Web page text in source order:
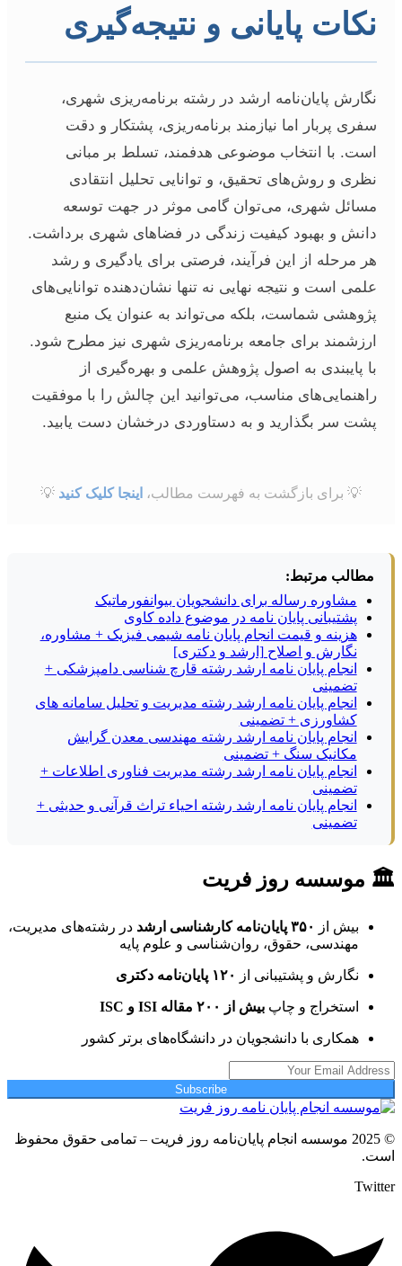
نکات پایانی و نتیجه‌گیری
نگارش پایان‌نامه ارشد در رشته برنامه‌ریزی شهری،
سفری پربار اما نیازمند برنامه‌ریزی، پشتکار و دقت
است. با انتخاب موضوعی هدفمند، تسلط بر مبانی
نظری و روش‌های تحقیق، و توانایی تحلیل انتقادی
مسائل شهری، می‌توان گامی موثر در جهت توسعه
دانش و بهبود کیفیت زندگی در فضاهای شهری برداشت.
هر مرحله از این فرآیند، فرصتی برای یادگیری و رشد
علمی است و نتیجه نهایی نه تنها نشان‌دهنده توانایی‌های
پژوهشی شماست، بلکه می‌تواند به عنوان یک منبع
ارزشمند برای جامعه برنامه‌ریزی شهری نیز مطرح شود.
با پایبندی به اصول پژوهش علمی و بهره‌گیری از
راهنمایی‌های مناسب، می‌توانید این چالش را با موفقیت
پشت سر بگذارید و به دستاوردی درخشان دست یابید.
💡 برای بازگشت به فهرست مطالب، اینجا کلیک کنید 💡
مطالب مرتبط:
مشاوره رساله برای دانشجویان بیوانفورماتیک
پشتیبانی پایان نامه در موضوع داده کاوی
هزینه و قیمت انجام پایان نامه شیمی فیزیک + مشاوره،
نگارش و اصلاح [ارشد و دکتری]
انجام پایان نامه ارشد رشته قارچ شناسی دامپزشکی +
تضمینی
انجام پایان نامه ارشد رشته مدیریت و تحلیل سامانه های
کشاورزی + تضمینی
انجام پایان نامه ارشد رشته مهندسی معدن گرایش
مکانیک سنگ + تضمینی
انجام پایان نامه ارشد رشته مدیریت فناوری اطلاعات +
تضمینی
انجام پایان نامه ارشد رشته احیاء تراث قرآنی و حدیثی +
تضمینی
🏛 موسسه روز فریت
بیش از ۳۵۰ پایان‌نامه کارشناسی ارشد
در رشته‌های مدیریت،
مهندسی، حقوق، روان‌شناسی و علوم پایه
نگارش و پشتیبانی از ۱۲۰ پایان‌نامه دکتری
استخراج و چاپ بیش از ۲۰۰ مقاله ISI و ISC
همکاری با دانشجویان در دانشگاه‌های برتر کشور
Subscribe
© 2025 موسسه انجام پایان‌نامه روز فریت – تمامی حقوق محفوظ
است.
Twitter